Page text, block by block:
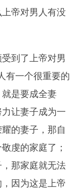
帝对男人有没
到了上帝对男
有一个很重要的
是要成全妻
让妻子成为一
的妻子，那自
虔的家庭了；
那家庭就无法
因为这是上帝